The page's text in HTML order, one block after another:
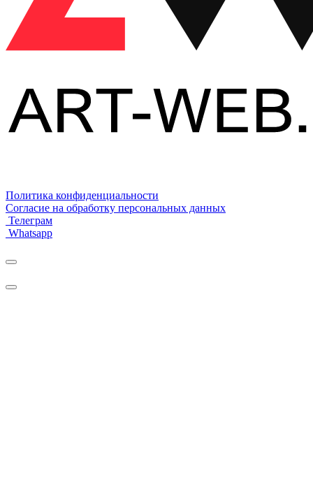
Политика конфиденциальности
Согласие на обработку персональных данных
Телеграм
Whatsapp